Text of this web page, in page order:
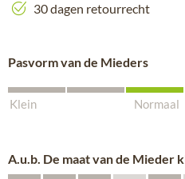
30 dagen retourrecht
Pasvorm van de Mieders
Klein Normaal
A.u.b. De maat van de Mieder